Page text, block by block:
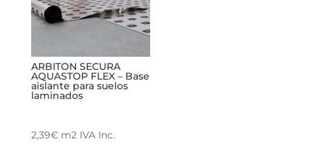
Las
opciones
pueden
elegir
en
página
ARBITON SECURA
AQUASTOP FLEX – Base
aislante para suelos
laminados
2,39€m2 IVA Inc.